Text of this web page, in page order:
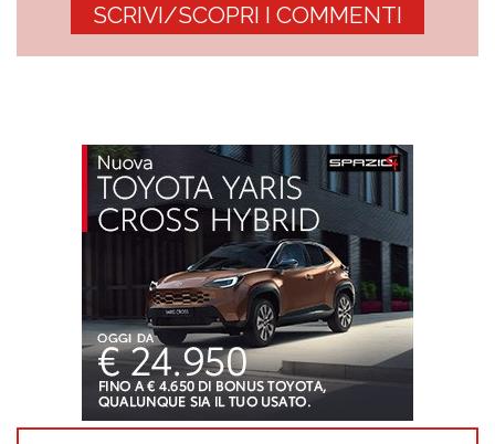
SCRIVI/SCOPRI I COMMENTI